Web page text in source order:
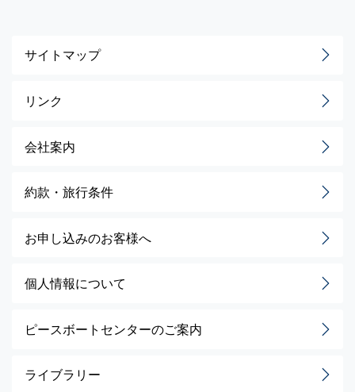
サイトマップ
リンク
会社案内
約款・旅行条件
お申し込みのお客様へ
個人情報について
ピースボートセンターのご案内
ライブラリー